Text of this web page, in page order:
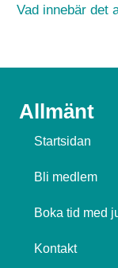
Vad innebär det
Allmänt
Startsidan
Bli medlem
Boka tid med
Kontakt